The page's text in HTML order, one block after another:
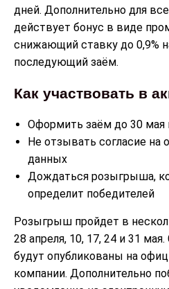
дней. Дополнительно для
действует бонус в виде
снижающий ставку до 0,9%
последующий заём.
Как участвовать в
Оформить заём до 30 мая
Не отзывать согласие на
данных
Дождаться розыгрыша,
определит победителей
Розыгрыш пройдет в
28 апреля, 10, 17, 24 и 31
будут опубликованы на
компании. Дополнительно